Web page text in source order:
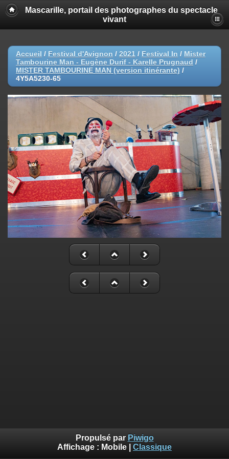
Mascarille, portail des photographes du spectacle
vivant
Accueil / Festival d'Avignon / 2021 / Festival In / Mister
Tambourine Man - Eugène Durif - Karelle Prugnaud /
MISTER TAMBOURINE MAN (version itinérante) /
4Y5A5230-65
Propulsé par Piwigo
Affichage : Mobile Classique